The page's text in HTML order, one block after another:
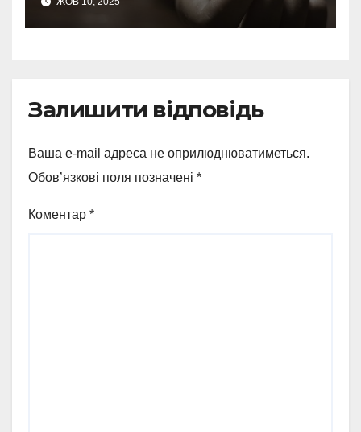
Залишити відповідь
Ваша e-mail адреса не оприлюднюватиметься.
Обов’язкові поля позначені *
Коментар *